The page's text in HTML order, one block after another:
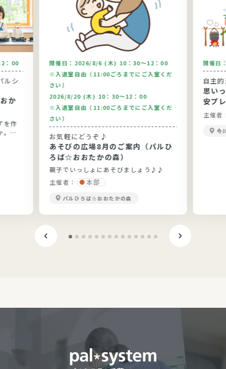
：00
ルシ
を作
。今
開催日： 2026/8/6 (木) 10：30～12：00
※入退室自由（11:00ごろまでにご入室くだ
さい）
2026/8/20 (木) 10：30～12：00
※入退室自由（11:00ごろまでにご入室くだ
さい）
お気軽にどうぞ♪
あそびの広場8月のご案内（パルひ
ろば☆おおたかの森）
親子でいっしょにあそびましょう♪♪
主催者：
本部
パルひろば☆おおたかの森
開催日
自主
思い
安プ
主催者
今